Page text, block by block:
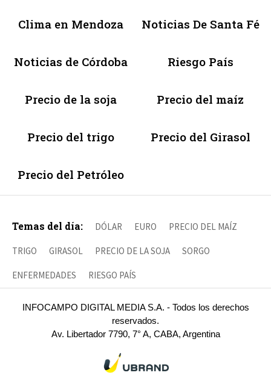
Clima en Mendoza Noticias De Santa Fé
Noticias de Córdoba Riesgo País
Precio de la soja Precio del maíz
Precio del trigo Precio del Girasol
Precio del Petróleo
Temas del día: DÓLAR EURO PRECIO DEL MAÍZ
TRIGO GIRASOL PRECIO DE LA SOJA SORGO
ENFERMEDADES RIESGO PAÍS
INFOCAMPO DIGITAL MEDIA S.A. - Todos los derechos
reservados.
Av. Libertador 7790, 7° A, CABA, Argentina